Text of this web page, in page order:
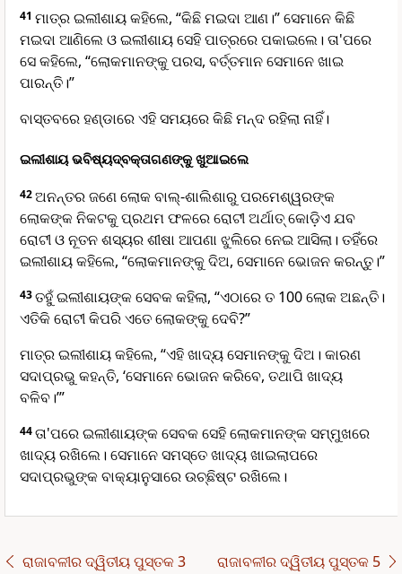
41 ମାତ୍ର ଇଲୀଶାୟ କହିଲେ, “କିଛି ମଇଦା ଆଣ।” ସେମାନେ କିଛି
ମଇଦା ଆଣିଲେ ଓ ଇଲୀଶାୟ ସେହି ପାତ୍ରରେ ପକାଇଲେ। ତା'ପରେ
ସେ କହିଲେ, “ଲୋକମାନଙ୍କୁ ପରସ, ବର୍ତ୍ତମାନ ସେମାନେ ଖାଇ
ପାରନ୍ତି।”
ବାସ୍ତବରେ ହଣ୍ଡାରେ ଏହି ସମୟରେ କିଛି ମନ୍ଦ ରହିଲା ନାହିଁ।
ଇଲୀଶାୟ ଭବିଷ୍ୟ‌ଦ୍‌ବକ୍ତାଗଣଙ୍କୁ ଖୁଆଇଲେ
42ଅନନ୍ତର ଜଣେ ଲୋକ ବାଲ୍-ଶାଲିଶାରୁ ପରମେଶ୍ୱରଙ୍କ
ଲୋକଙ୍କ ନିକଟକୁ ପ୍ରଥମ ଫଳରେ ରୋଟୀ ଅର୍ଥାତ୍ କୋଡ଼ିଏ ଯବ
ରୋଟୀ ଓ ନୂତନ ଶସ୍ୟର ଶୀଷା ଆପଣା ଝୁଲିରେ ନେଇ ଆସିଲା। ତହିଁରେ
ଇଲୀଶାୟ କହିଲେ, “ଲୋକମାନଙ୍କୁ ଦିଅ, ସେମାନେ ଭୋଜନ କରନ୍ତୁ।”
43ତହୁଁ ଇଲୀଶାୟଙ୍କ ସେବକ କହିଲା, “ଏଠାରେ ତ 100 ଲୋକ ଅଛନ୍ତି।
ଏତିକି ରୋଟୀ କିପରି ଏତେ ଲୋକଙ୍କୁ ଦେବି?”
ମାତ୍ର ଇଲୀଶାୟ କହିଲେ, “ଏହି ଖାଦ୍ୟ ସେମାନଙ୍କୁ ଦିଅ। କାରଣ
ସଦାପ୍ରଭୁ କହନ୍ତି, ‘ସେମାନେ ଭୋଜନ କରିବେ, ତଥାପି ଖାଦ୍ୟ
ବଳିବ।’”
44ତା'ପରେ ଇଲୀଶାୟଙ୍କ ସେବକ ସେହି ଲୋକମାନଙ୍କ ସମ୍ମୁଖରେ
ଖାଦ୍ୟ ରଖିଲେ। ସେମାନେ ସମସ୍ତେ ଖାଦ୍ୟ ଖାଇଲାପରେ
ସଦାପ୍ରଭୁଙ୍କ ବାକ୍ୟାନୁସାରେ ଉଚ୍ଛିଷ୍ଟ ରଖିଲେ।
ରାଜାବଳୀର ଦ୍ୱିତୀୟ ପୁସ୍ତକ 3 ରାଜାବଳୀର ଦ୍ୱିତୀୟ ପୁସ୍ତକ 5